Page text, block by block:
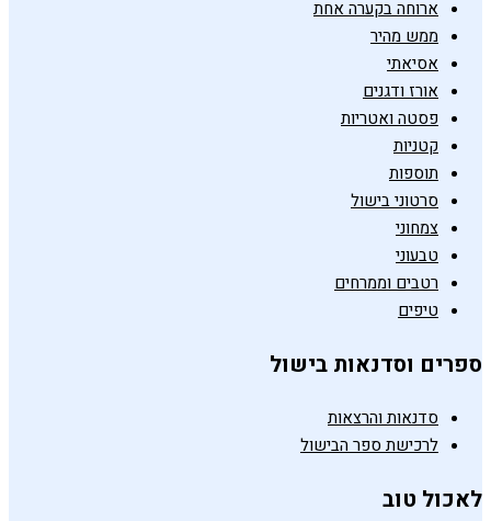
ארוחה בקערה אחת
ממש מהיר
אסיאתי
אורז ודגנים
פסטה ואטריות
קטניות
תוספות
סרטוני בישול
צמחוני
טבעוני
רטבים וממרחים
טיפים
ספרים וסדנאות בישול
סדנאות והרצאות
לרכישת ספר הבישול
לאכול טוב